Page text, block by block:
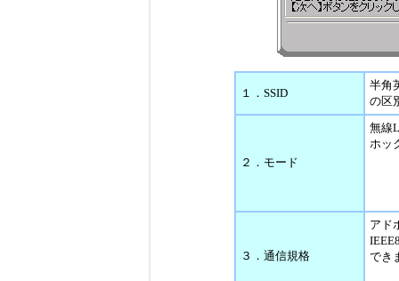
１．SSID
半角
の区
２．モード
無線
ホッ
３．通信規格
アド
でき